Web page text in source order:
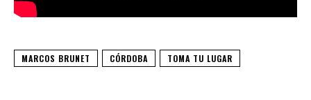
MARCOS BRUNET CÓRDOBA TOMA TU LUGAR